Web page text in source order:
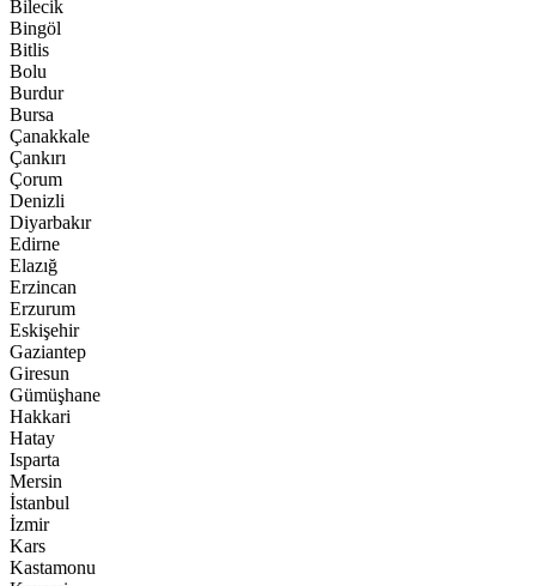
Bilecik
Bingöl
Bitlis
Bolu
Burdur
Bursa
Çanakkale
Çankırı
Çorum
Denizli
Diyarbakır
Edirne
Elazığ
Erzincan
Erzurum
Eskişehir
Gaziantep
Giresun
Gümüşhane
Hakkari
Hatay
Isparta
Mersin
İstanbul
İzmir
Kars
Kastamonu